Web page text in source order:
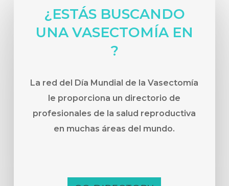
¿ESTÁS BUSCANDO
UNA VASECTOMÍA EN
?
La red del Día Mundial de la Vasectomía
le proporciona un directorio de
profesionales de la salud reproductiva
en muchas áreas del mundo.